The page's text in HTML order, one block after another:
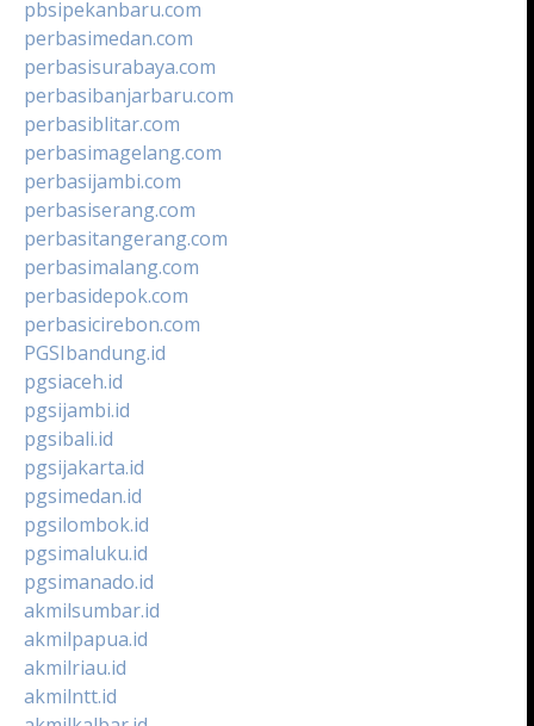
pbsipekanbaru.com
perbasimedan.com
perbasisurabaya.com
perbasibanjarbaru.com
perbasiblitar.com
perbasimagelang.com
perbasijambi.com
perbasiserang.com
perbasitangerang.com
perbasimalang.com
perbasidepok.com
perbasicirebon.com
PGSIbandung.id
pgsiaceh.id
pgsijambi.id
pgsibali.id
pgsijakarta.id
pgsimedan.id
pgsilombok.id
pgsimaluku.id
pgsimanado.id
akmilsumbar.id
akmilpapua.id
akmilriau.id
akmilntt.id